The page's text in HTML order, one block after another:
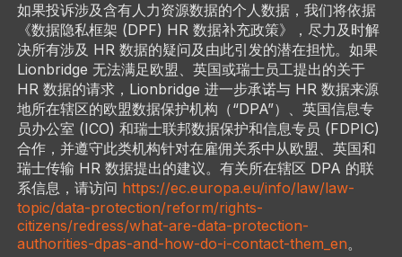
如果投诉涉及含有人力资源数据的个人数据，我们将依据
《数据隐私框架 (DPF) HR 数据补充政策》，尽力及时解
决所有涉及 HR 数据的疑问及由此引发的潜在担忧。如果
Lionbridge 无法满足欧盟、英国或瑞士员工提出的关于
HR 数据的请求，Lionbridge 进一步承诺与 HR 数据来源
地所在辖区的欧盟数据保护机构（“DPA”）、英国信息专
员办公室 (ICO) 和瑞士联邦数据保护和信息专员 (FDPIC)
合作，并遵守此类机构针对在雇佣关系中从欧盟、英国和
瑞士传输 HR 数据提出的建议。有关所在辖区 DPA 的联
系信息，请访问 https://ec.europa.eu/info/law/law-
topic/data-protection/reform/rights-
citizens/redress/what-are-data-protection-
authorities-dpas-and-how-do-i-contact-them_en。